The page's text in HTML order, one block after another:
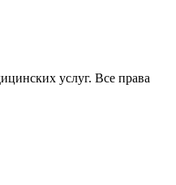
услуг. Все права